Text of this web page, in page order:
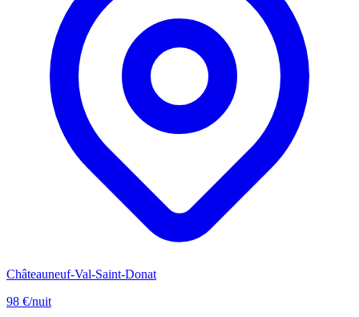
Châteauneuf-Val-Saint-Donat
98 €/nuit